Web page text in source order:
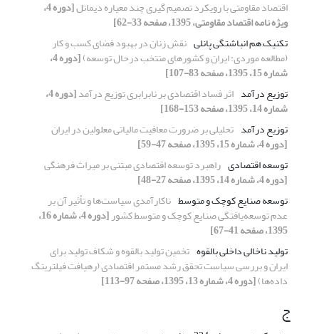
اقتصاد مقاومتی با رویکرد تصمیم گیری چند معیاره دیماتل [دوره 4،
ویژه نامه اقتصاد مقاومتی، 1395، صفحه 33-62]
تکنیک هم انباشتگی پانلی نقش زنان در بهبود فضای کسب و کار
(مطالعه موردی: ایران و کشورهای منتخب درحال توسعه) [دوره 4،
شماره 15، 1395، صفحه 83-107]
توزیع درآمد اثر فساد اقتصادی بر نابرابری توزیع درآمد [دوره 4،
شماره 14، 1395، صفحه 153-168]
توزیع درآمد تحلیلی بر ضرورت معافیت مالیاتی معلولین در ایران
[دوره 4، شماره 15، 1395، صفحه 47-59]
توسعه اقتصادی راهبرد توسعه اقتصادی مبتنی بر میراث فرهنگی
[دوره 4، شماره 14، 1395، صفحه 27-48]
توسعه صنایع کوچک و متوسط ناکارآمدی سیاست‌ها و تأثیر آن بر
عدم توسعه‌یافتگی صنایع کوچک و متوسط کشور [دوره 4، شماره 16،
1395، صفحه 41-67]
تولید ناخالی داخلی بالقوه تخمین تولید بالقوه و شکاف تولید برای
ایران و بررسی سیاست تحقق رشد مستمر اقتصادی (رهیافت فیلترینگ
داده‌ها)[دوره 4، شماره 13، 1395، صفحه 97-113]
ج